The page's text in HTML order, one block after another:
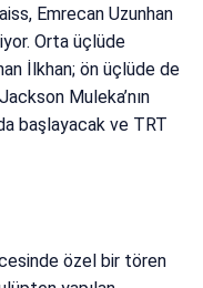
Emrecan Uzunhan
Orta üçlüde
İlkhan; ön üçlüde de
Muleka’nın
başlayacak ve TRT
özel bir tören